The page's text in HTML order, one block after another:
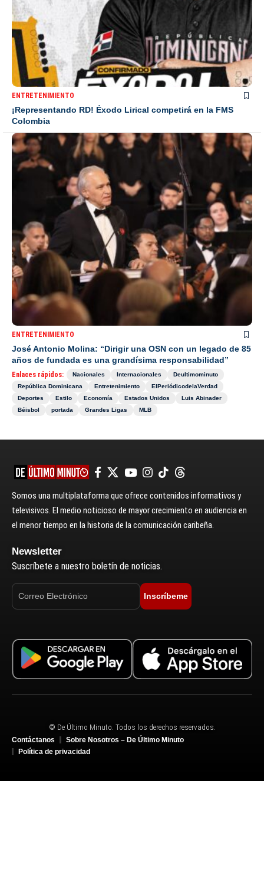
ENTRETENIMIENTO
¡Representando RD! Éxodo Lirical competirá en la FMS
Colombia
ENTRETENIMIENTO
José Antonio Molina: “Dirigir una OSN con un legado de 85
años de fundada es una grandísima responsabilidad”
Enlaces rápidos: Nacionales Internacionales
Deultimominuto
República Dominicana
Entretenimiento
ElPeriódicodelaVerdad
Deportes
Estilo Economía Estados Unidos
Luis Abinader
Béisbol
portada Grandes Ligas MLB
Somos una multiplataforma que ofrece contenidos informativos y
televisivos. El medio noticioso de mayor crecimiento en audiencia en
el menor tiempo en la historia de la comunicación caribeña.
Newsletter
Suscríbete a nuestro boletín de noticias.
Inscríbeme
© De Último Minuto. Todos los derechos reservados.
Contáctanos
Sobre Nosotros – De Último Minuto
Política de privacidad